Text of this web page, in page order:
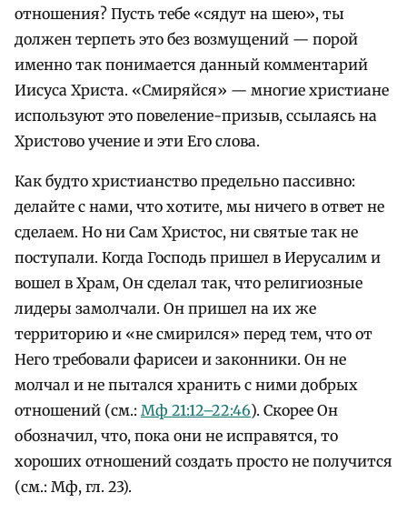
отношения? Пусть тебе «сядут на шею», ты
должен терпеть это без возмущений — порой
именно так понимается данный комментарий
Иисуса Христа. «Смиряйся» — многие христиане
используют это повеление-призыв, ссылаясь на
Христово учение и эти Его слова.
Как будто христианство предельно пассивно:
делайте с нами, что хотите, мы ничего в ответ не
сделаем. Но ни Сам Христос, ни святые так не
поступали. Когда Господь пришел в Иерусалим и
вошел в Храм, Он сделал так, что религиозные
лидеры замолчали. Он пришел на их же
территорию и «не смирился» перед тем, что от
Него требовали фарисеи и законники. Он не
молчал и не пытался хранить с ними добрых
отношений (см.: Мф 21:12–22:46). Скорее Он
обозначил, что, пока они не исправятся, то
хороших отношений создать просто не получится
(см.: Мф, гл. 23).